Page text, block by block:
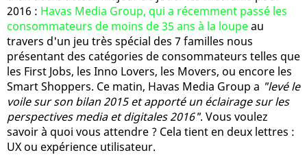
2016 : Havas Media Group, qui a récemment passé les
consommateurs de moins de 35 ans à la loupeau
travers d'un jeu très spécial des 7 familles nous
présentant des catégories de consommateurs telles que
les First Jobs, les Inno Lovers, les Movers, ou encore les
Smart Shoppers. Ce matin, Havas Media Group a "levé le
voile sur son bilan 2015 et apporté un éclairage sur les
perspectives media et digitales 2016". Vous voulez
savoir à quoi vous attendre ? Cela tient en deux lettres :
UX ou expérience utilisateur.